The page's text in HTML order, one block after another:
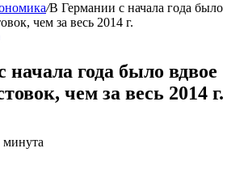
/В Германии с начала года было
чем за весь 2014 г.
начала года было вдвое
чем за весь 2014 г.
минута